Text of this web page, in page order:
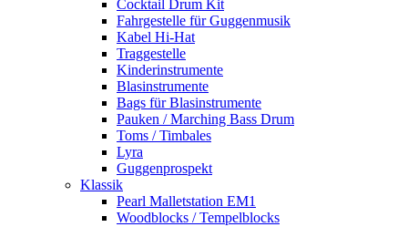
Cocktail Drum Kit
Fahrgestelle für Guggenmusik
Kabel Hi-Hat
Traggestelle
Kinderinstrumente
Blasinstrumente
Bags für Blasinstrumente
Pauken / Marching Bass Drum
Toms / Timbales
Lyra
Guggenprospekt
Klassik
Pearl Malletstation EM1
Woodblocks / Tempelblocks